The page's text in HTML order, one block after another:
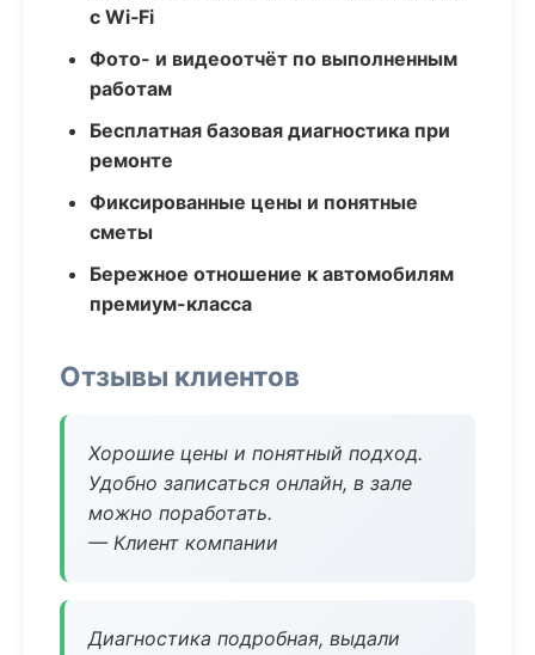
с Wi‑Fi
Фото- и видеоотчёт по выполненным
работам
Бесплатная базовая диагностика при
ремонте
Фиксированные цены и понятные
сметы
Бережное отношение к автомобилям
премиум-класса
Отзывы клиентов
Хорошие цены и понятный подход.
Удобно записаться онлайн, в зале
можно поработать.
— Клиент компании
Диагностика подробная, выдали